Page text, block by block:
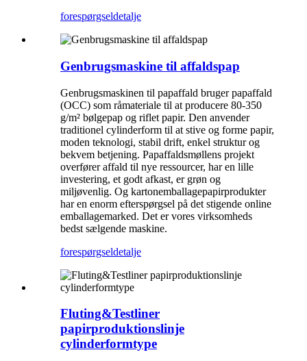
forespørgseldetalje
Genbrugsmaskine til affaldspap
Genbrugsmaskinen til papaffald bruger papaffald
(OCC) som råmateriale til at producere 80-350
g/m² bølgepap og riflet papir. Den anvender
traditionel cylinderform til at stive og forme papir,
moden teknologi, stabil drift, enkel struktur og
bekvem betjening. Papaffaldsmøllens projekt
overfører affald til nye ressourcer, har en lille
investering, et godt afkast, er grøn og
miljøvenlig. Og kartonemballagepapirprodukter
har en enorm efterspørgsel på det stigende online
emballagemarked. Det er vores virksomheds
bedst sælgende maskine.
forespørgseldetalje
Fluting&Testliner
papirproduktionslinje
cylinderformtype